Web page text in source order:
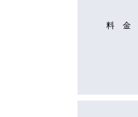
料 金